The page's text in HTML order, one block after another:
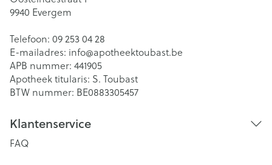
9940 Evergem
Telefoon: 09 253 04 28
E-mailadres: info@apotheektoubast.be
APB nummer: 441905
Apotheek titularis: S. Toubast
BTW nummer: BE0883305457
Klantenservice
FAQ